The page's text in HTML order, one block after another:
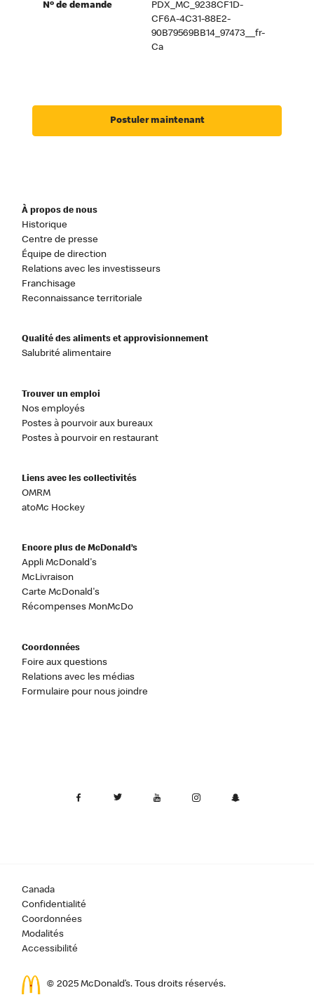
Nº de demande
PDX_MC_9238CF1D-
CF6A-4C31-88E2-
90B79569BB14_97473__fr-
Ca
Postuler maintenant
À propos de nous
Historique
Centre de presse
Équipe de direction
Relations avec les investisseurs
Franchisage
Reconnaissance territoriale
Qualité des aliments et approvisionnement
Salubrité alimentaire
Trouver un emploi
Nos employés
Postes à pourvoir aux bureaux
Postes à pourvoir en restaurant
Liens avec les collectivités
OMRM
atoMc Hockey
Encore plus de McDonald’s
Appli McDonald's
McLivraison
Carte McDonald's
Récompenses MonMcDo
Coordonnées
Foire aux questions
Relations avec les médias
Formulaire pour nous joindre
Canada
Confidentialité
Coordonnées
Modalités
Accessibilité
© 2025 McDonald’s. Tous droits réservés.